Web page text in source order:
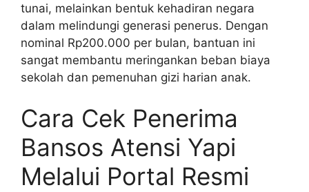
tunai, melainkan bentuk kehadiran negara
dalam melindungi generasi penerus. Dengan
nominal Rp200.000 per bulan, bantuan ini
sangat membantu meringankan beban biaya
sekolah dan pemenuhan gizi harian anak.
Cara Cek Penerima
Bansos Atensi Yapi
Melalui Portal Resmi